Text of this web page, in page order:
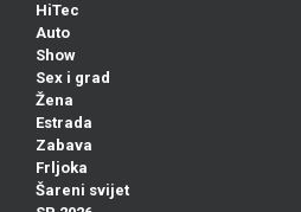
HiTec
Auto
Show
Sex i grad
Žena
Estrada
Zabava
Frljoka
Šareni svijet